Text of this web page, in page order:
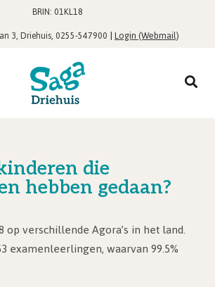
BRIN: 01KL18
3, Driehuis, 0255-547900 |Login (Webmail)
die
hebben gedaan?
op verschillende Agora’s in het land.
examenleerlingen, waarvan 99.5%